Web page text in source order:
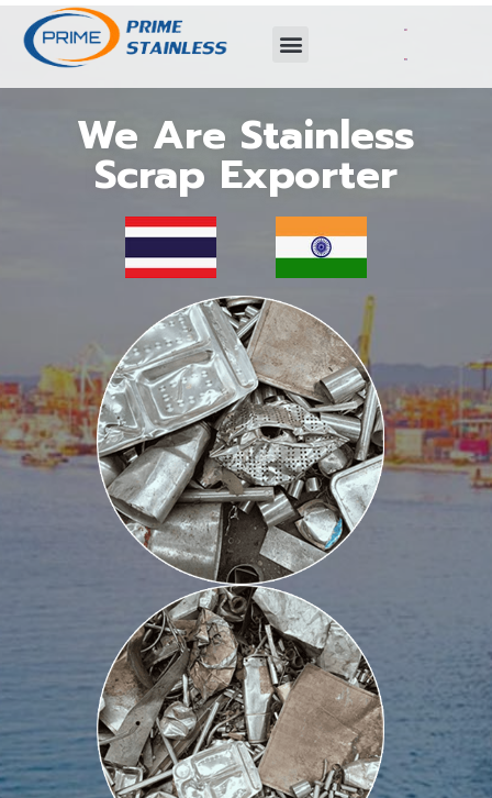
We Are Stainless
Scrap Exporter